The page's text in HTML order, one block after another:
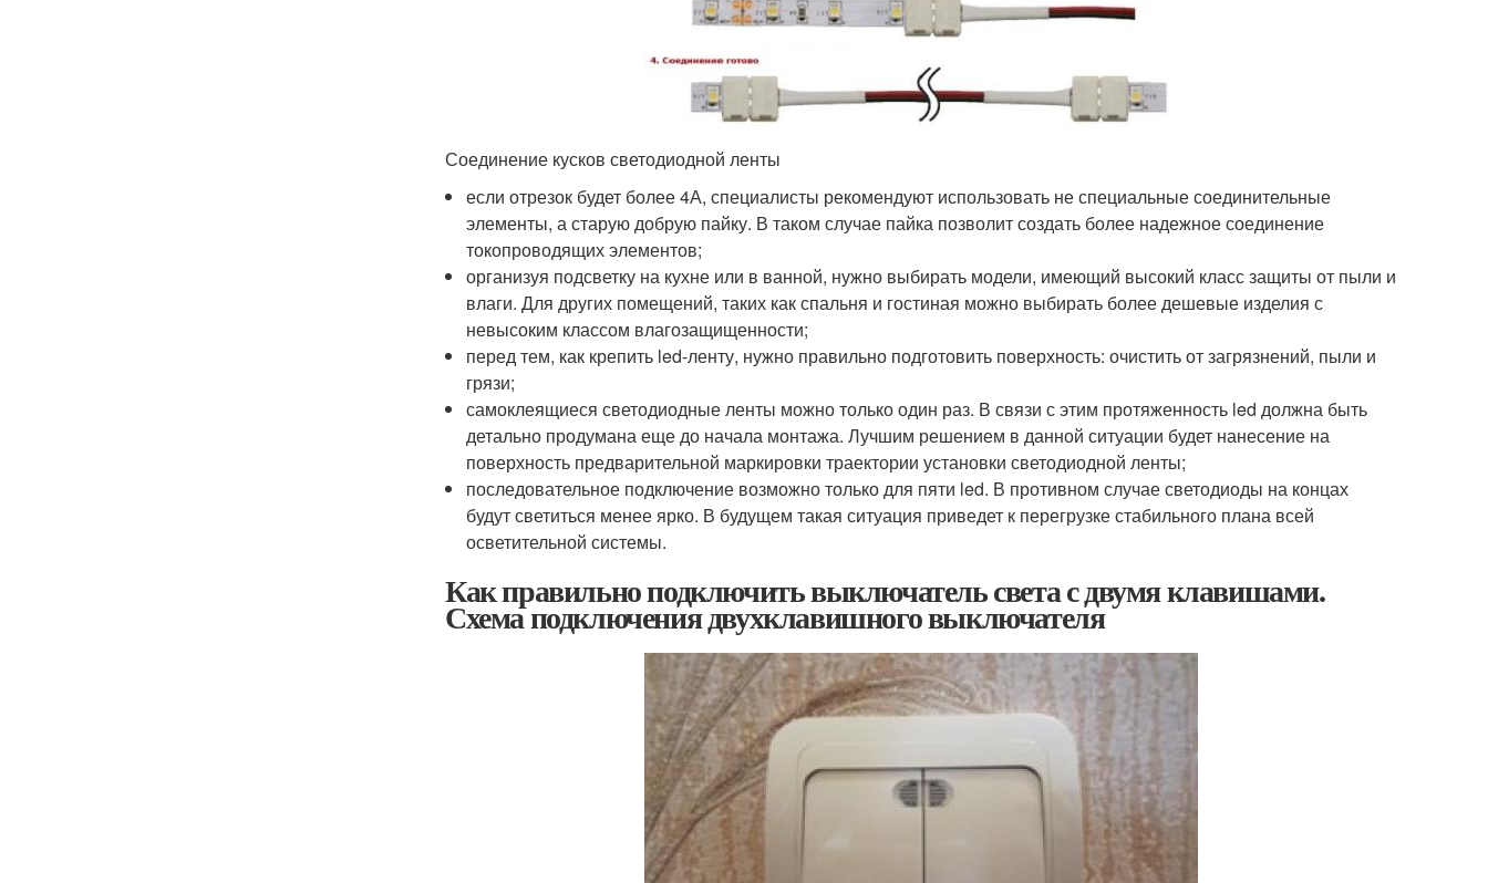
Соединение кусков светодиодной ленты
если отрезок будет более 4А, специалисты рекомендуют использовать не специальные соединительные
элементы, а старую добрую пайку. В таком случае пайка позволит создать более надежное соединение
токопроводящих элементов;
организуя подсветку на кухне или в ванной, нужно выбирать модели, имеющий высокий класс защиты от пыли и
влаги. Для других помещений, таких как спальня и гостиная можно выбирать более дешевые изделия с
невысоким классом влагозащищенности;
перед тем, как крепить led-ленту, нужно правильно подготовить поверхность: очистить от загрязнений, пыли и
грязи;
самоклеящиеся светодиодные ленты можно только один раз. В связи с этим протяженность led должна быть
детально продумана еще до начала монтажа. Лучшим решением в данной ситуации будет нанесение на
поверхность предварительной маркировки траектории установки светодиодной ленты;
последовательное подключение возможно только для пяти led. В противном случае светодиоды на концах
будут светиться менее ярко. В будущем такая ситуация приведет к перегрузке стабильного плана всей
осветительной системы.
Как правильно подключить выключатель света с двумя клавишами.
Схема подключения двухклавишного выключателя